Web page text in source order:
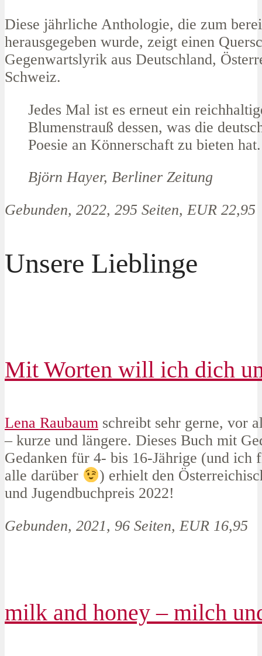
Diese jährliche Anthologie, die zum
herausgegeben wurde, zeigt einen
Gegenwartslyrik aus Deutschland,
Schweiz.
Jedes Mal ist es erneut ein
Blumenstrauß dessen, was die
Poesie an Könnerschaft zu bieten hat.
Björn Hayer, Berliner Zeitung
Gebunden, 2022, 295 Seiten, EUR 22,95
Unsere Lieblinge
Mit Worten will ich dich
Lena Raubaum schreibt sehr gerne, vor
– kurze und längere. Dieses Buch mit
Gedanken für 4- bis 16-Jährige (und ich
alle darüber
) erhielt den
und Jugendbuchpreis 2022!
Gebunden, 2021, 96 Seiten, EUR 16,95
milk and honey – milch